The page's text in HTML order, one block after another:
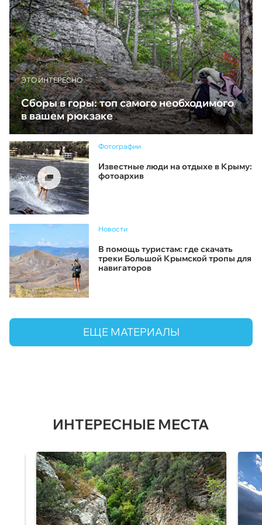
ЭТО ИНТЕРЕСНО
Сборы в горы: топ самого необходимого
в вашем рюкзаке
Фотографии
Известные люди на отдыхе в Крыму:
фотоархив
Новости
В помощь туристам: где скачать
треки Большой Крымской тропы для
навигаторов
ЕЩЕ МАТЕРИАЛЫ
ИНТЕРЕСНЫЕ МЕСТА